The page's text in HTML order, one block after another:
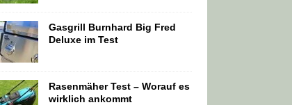
Gasgrill Burnhard Big Fred
Deluxe im Test
Rasenmäher Test – Worauf es
wirklich ankommt